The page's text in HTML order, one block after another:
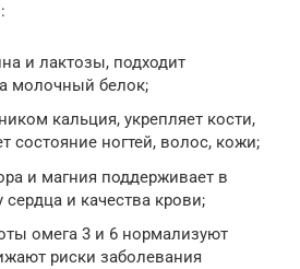
и лактозы, подходит
молочный белок;
кальция, укрепляет кости,
состояние ногтей, волос, кожи;
и магния поддерживает в
сердца и качества крови;
омега 3 и 6 нормализуют
риски заболевания